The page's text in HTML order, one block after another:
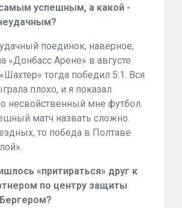
успешным, а какой -
поединок, наверное,
«Донбасс Арене» в августе
тогда победил 5:1. Вся
плохо, и я показал
несвойственный мне футбол.
матч назвать сложно.
то победа в Полтаве
«притираться» друг к
по центру защиты